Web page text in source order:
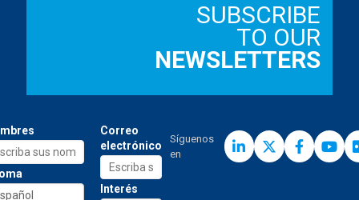
SUBSCRIBE
TO OUR
NEWSLETTERS
Correo
electrónico
Interés
Síguenos
en